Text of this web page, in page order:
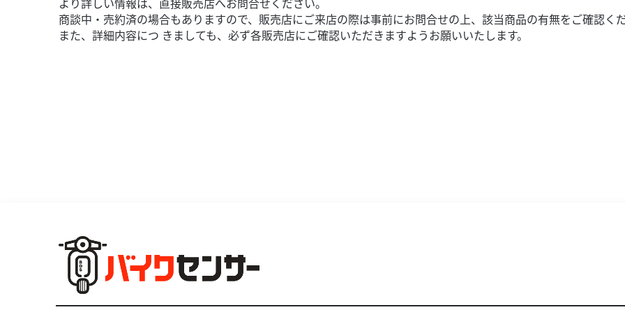
商談中・売約済の場合もありますので、販売店にご来店の際は事前にお問合せの上、該当商品の有無をご確認く
また、詳細内容につ きましても、必ず各販売店にご確認いただきますようお願いいたします。